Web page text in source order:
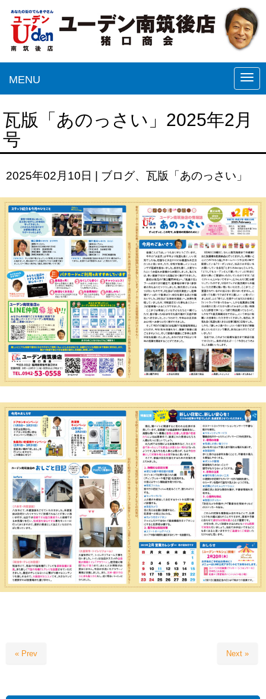
N
a
v
i
i
o
n
MENU
瓦版「あのっさい」2025年2月
号
2025年02月10日 ブログ、 瓦版「あのっさい」
« Prev Next »